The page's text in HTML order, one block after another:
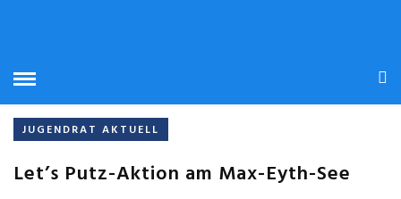
JUGENDRAT AKTUELL
Let’s Putz-Aktion am Max-Eyth-See